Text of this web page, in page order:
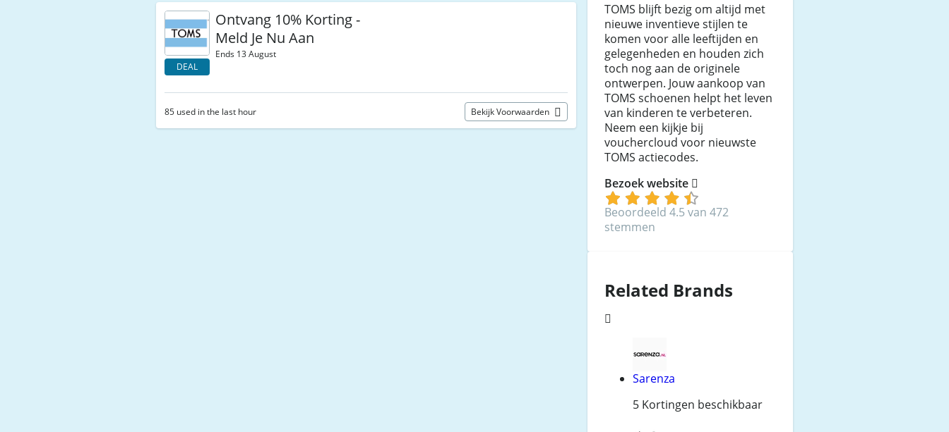
DEAL
Ontvang 10% Korting -
Meld Je Nu Aan
Ends 13 August
85 used in the last hour Bekijk Voorwaarden
TOMS blijft bezig om altijd met
nieuwe inventieve stijlen te
komen voor alle leeftijden en
gelegenheden en houden zich
toch nog aan de originele
ontwerpen. Jouw aankoop van
TOMS schoenen helpt het leven
van kinderen te verbeteren.
Neem een kijkje bij
vouchercloud voor nieuwste
TOMS actiecodes.
Bezoek website
Beoordeeld 4.5 van 472
stemmen
Related Brands
Sarenza
5 Kortingen beschikbaar